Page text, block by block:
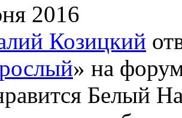
2016
Козицкий
» на
Белый